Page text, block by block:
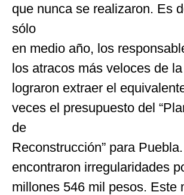
que nunca se realizaron. Es
sólo
en medio año, los
los atracos más veloces de
lograron extraer el
veces el presupuesto del
de
Reconstrucción” para
encontraron irregularidades
millones 546 mil pesos. Este